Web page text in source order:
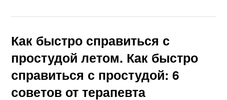
Как быстро справиться с
простудой летом. Как быстро
справиться с простудой: 6
советов от терапевта